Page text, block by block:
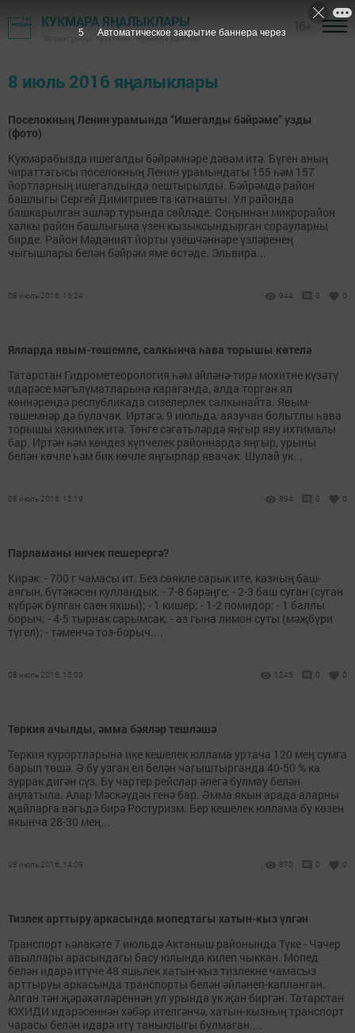
КУКМАРА ЯҢАЛЫКЛАРЫ
"Хезмәт даны" газетасы - Кукмара районы
8 июль 2016 яңалыклары
Поселокның Ленин урамында “Ишегалды бәйрәме” узды
(фото)
Кукмарабызда ишегалды бәйрәмнәре дәвам итә. Бүген аның
чираттагысы поселокның Ленин урамындагы 155 һәм 157
йортларның ишегалдында оештырылды. Бәйрәмдә район
башлыгы Сергей Димитриев та катнашты. Ул районда
башкарылган эшләр турында сөйләде. Соңыннан микрорайон
халкы район башлыгына үзен кызыксындырган сорауларны
бирде. Район Мәдәният йорты үзешчәннәре үзләренең
чыгышлары белән бәйрәм яме өстәде. Эльвира...
08 июль 2016, 16:24 944 0 0
Ялларда явым-төшемле, салкынча һава торышы көтелә
Татарстан Гидрометеорология һәм әйләнә-тирә мохитне күзәтү
идарәсе мәгълүматларына караганда, алда торган ял
көннәрендә республикада сизелерлек салкынайта. Явым-
төшемнәр дә булачак. Иртәгә, 9 июльдә, аязучан болытлы һава
торышы хакимлек итә. Төнге сәгатьләрдә яңгыр яву ихтималы
бар. Иртән һәм көндез күпчелек районнарда яңгыр, урыны
белән көчле һәм бик көчле яңгырлар явачак. Шулай ук...
08 июль 2016, 15:19 894 0 0
Парламаны ничек пешерергә?
Кирәк: - 700 г чамасы ит. Без сөякле сарык ите, казның баш-
аягын, бүтәкәсен кулландык. - 7-8 бәрәңге; - 2-3 баш суган (суган
күбрәк булган саен яхшы); - 1 кишер; - 1-2 помидор; - 1 баллы
борыч; - 4-5 тырнак сарымсак; - аз гына лимон суты (мәҗбүри
түгел); - тәменчә тоз-борыч....
08 июль 2016, 15:03 1245 0 0
Төркия ачылды, әмма бәяләр тешләшә
Төркия курортларына ике кешелек юллама уртача 120 мең сумга
барып төшә. Ә бу узган ел белән чагыштырганда 40-50 % ка
зуррак дигән сүз. Бу чартер рейслар әлегә булмау белән
аңлатыла. Алар Мәскәүдән генә бар. Әмма якын арада аларны
җайларга вәгъдә бирә Ростуризм. Бер кешелек юллама бу көзен
якынча 28-30 мең...
08 июль 2016, 14:09 870 0 0
Тизлек арттыру аркасында мопедтагы хатын-кыз үлгән
Транспорт һәлакәте 7 июльдә Актаныш районында Түке - Чәчер
авыллары арасындагы басу юлында килеп чыккан. Мопед
белән идарә итүче 48 яшьлек хатын-кыз тизлекне чамасыз
арттыруы аркасында транспорты белән әйләнеп-капланган.
Алган тән җәрәхәтләреннән ул урында ук җан биргән. Татарстан
ЮХИДИ идарәсеннән хәбәр ителгәнчә, хатын-кызның транспорт
чарасы белән идарә итү таныклыгы булмаган....
5 Автоматическое закрытие баннера через